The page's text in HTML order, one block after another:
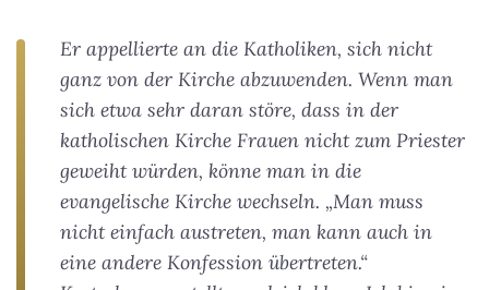
Er appellierte an die Katholiken, sich nicht
ganz von der Kirche abzuwenden. Wenn man
sich etwa sehr daran störe, dass in der
katholischen Kirche Frauen nicht zum Priester
geweiht würden, könne man in die
evangelische Kirche wechseln. „Man muss
nicht einfach austreten, man kann auch in
eine andere Konfession übertreten.“